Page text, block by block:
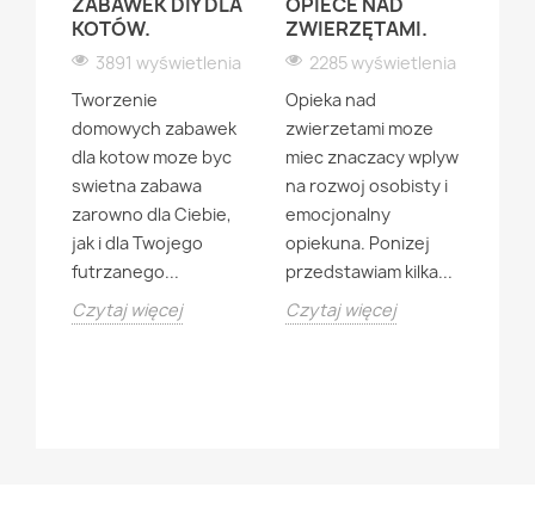
KOTÓW.
3891 wyświetlenia
Tworzenie
domowych zabawek
dla kotow moze byc
swietna zabawa
zarowno dla Ciebie,
jak i dla Twojego
futrzanego...
Czytaj więcej
ZWIERZĘTAMI.
2285 wyświetlenia
Opieka nad
zwierzetami moze
miec znaczacy wplyw
na rozwoj osobisty i
emocjonalny
opiekuna. Ponizej
przedstawiam kilka...
Czytaj więcej